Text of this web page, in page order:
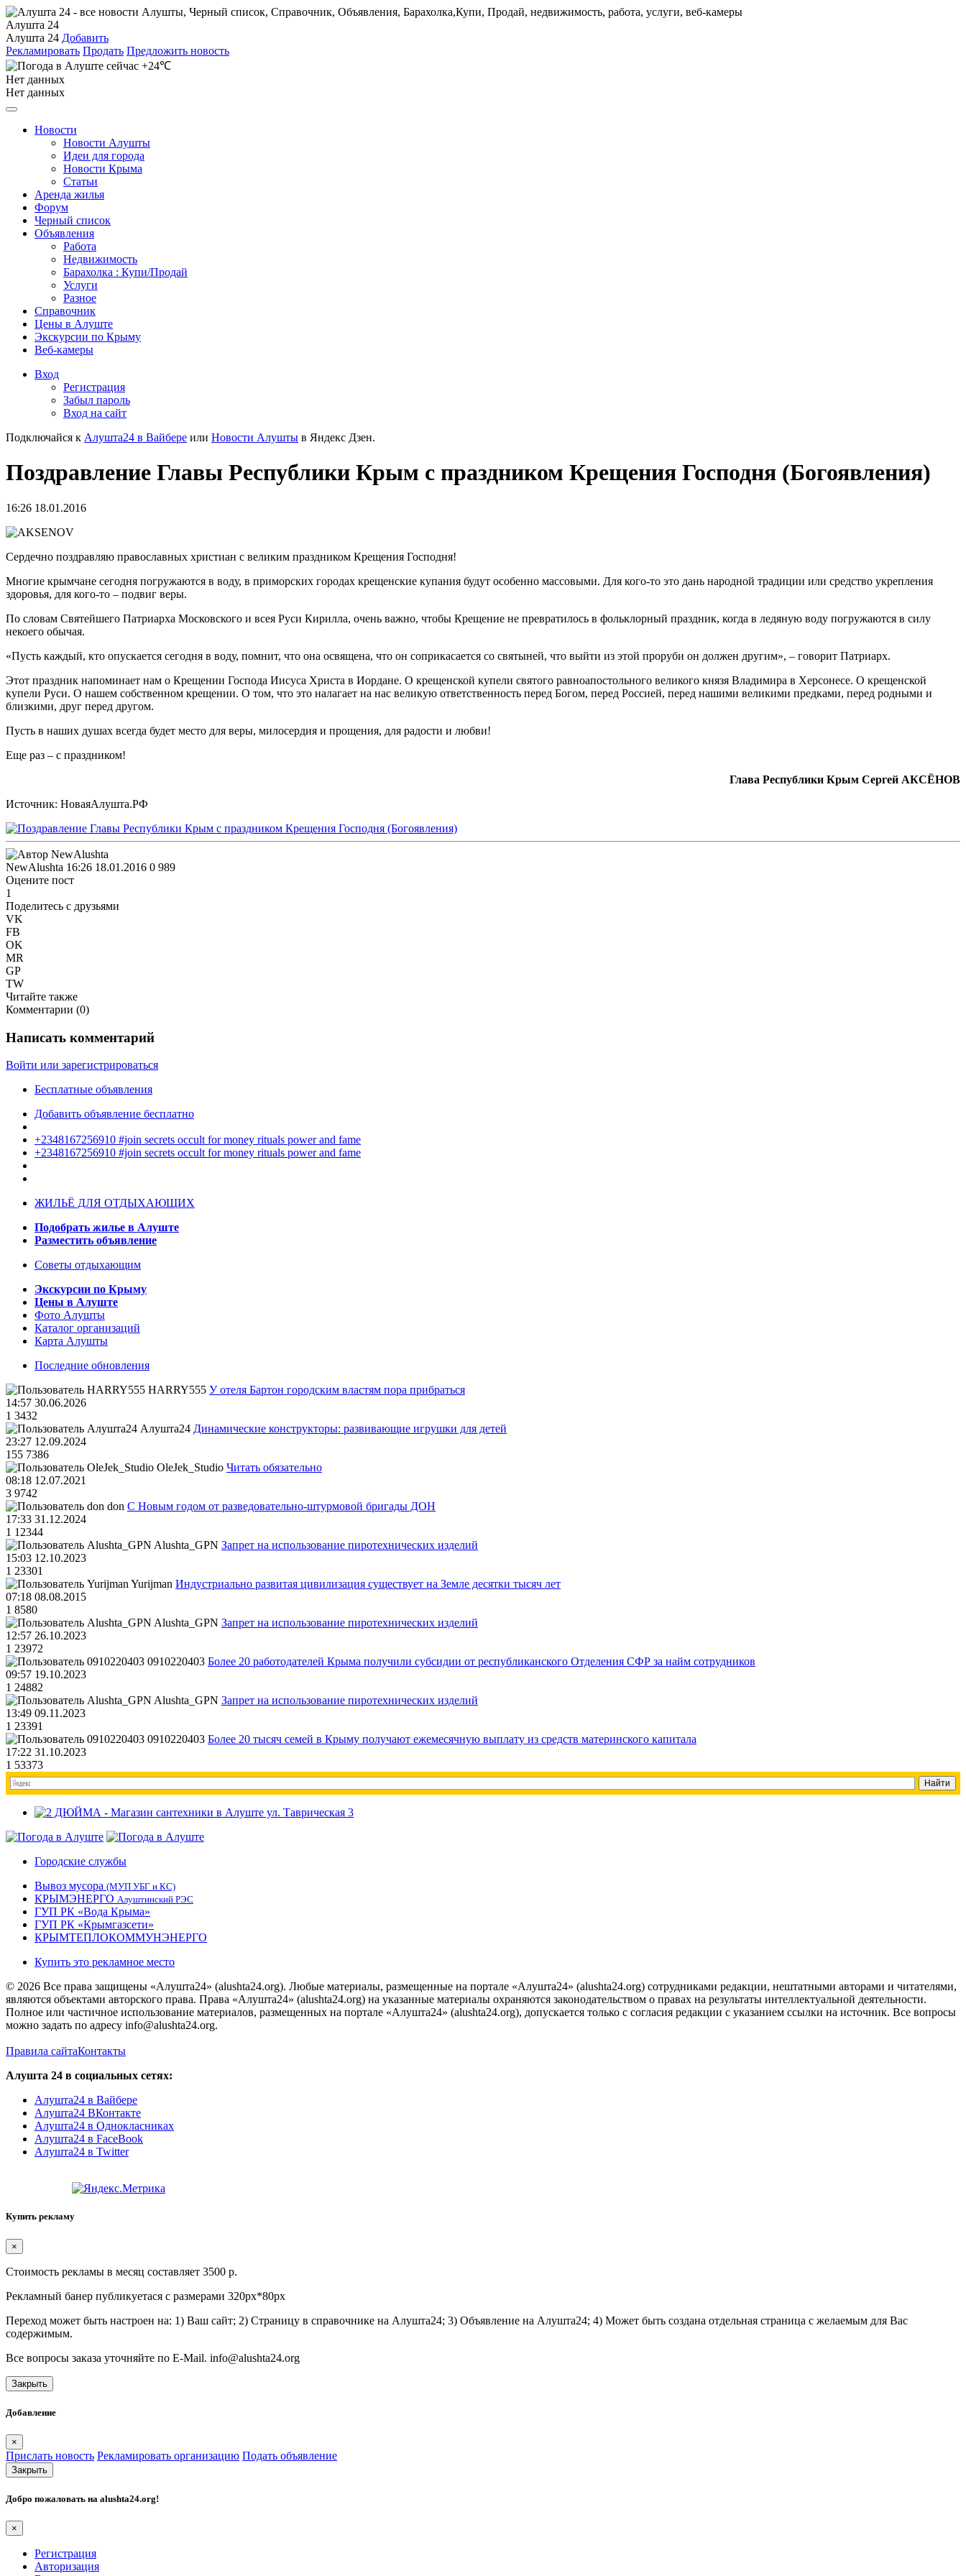
Алушта 24
Алушта 24 Добавить
Рекламировать Продать Предложить новость
+24℃
Нет данных
Нет данных
Новости
Новости Алушты
Идеи для города
Новости Крыма
Статьи
Аренда жилья
Форум
Черный список
Объявления
Работа
Недвижимость
Барахолка : Купи/Продай
Услуги
Разное
Справочник
Цены в Алуште
Экскурсии по Крыму
Веб-камеры
Вход
Регистрация
Забыл пароль
Вход на сайт
Подключайся к Алушта24 в Вайбере или Новости Алушты в Яндекс Дзен.
Поздравление Главы Республики Крым с праздником Крещения Господня (Богоявления)
16:26 18.01.2016
Сердечно поздравляю православных христиан с великим праздником Крещения Господня!
Многие крымчане сегодня погружаются в воду, в приморских городах крещенские купания будут особенно массовыми. Для кого-то это дань народной традиции или средство укрепления
здоровья, для кого-то – подвиг веры.
По словам Святейшего Патриарха Московского и всея Руси Кирилла, очень важно, чтобы Крещение не превратилось в фольклорный праздник, когда в ледяную воду погружаются в силу
некоего обычая.
«Пусть каждый, кто опускается сегодня в воду, помнит, что она освящена, что он соприкасается со святыней, что выйти из этой проруби он должен другим», – говорит Патриарх.
Этот праздник напоминает нам о Крещении Господа Иисуса Христа в Иордане. О крещенской купели святого равноапостольного великого князя Владимира в Херсонесе. О крещенской
купели Руси. О нашем собственном крещении. О том, что это налагает на нас великую ответственность перед Богом, перед Россией, перед нашими великими предками, перед родными и
близкими, друг перед другом.
Пусть в наших душах всегда будет место для веры, милосердия и прощения, для радости и любви!
Еще раз – с праздником!
Глава Республики Крым Сергей АКСЁНОВ
Источник: НоваяАлушта.РФ
NewAlushta 16:26 18.01.2016 0 989
Оцените пост
1
Поделитесь с друзьями
VK
FB
OK
MR
GP
TW
Читайте также
Комментарии (0)
Написать комментарий
Войти или зарегистрироваться
Бесплатные объявления
Добавить объявление бесплатно
+2348167256910 #join secrets occult for money rituals power and fame
+2348167256910 #join secrets occult for money rituals power and fame
ЖИЛЬЁ ДЛЯ ОТДЫХАЮЩИХ
Подобрать жилье в Алуште
Разместить объявление
Советы отдыхающим
Экскурсии по Крыму
Цены в Алуште
Фото Алушты
Каталог организаций
Карта Алушты
Последние обновления
HARRY555 У отеля Бартон городским властям пора прибраться
14:57 30.06.2026
1 3432
Алушта24 Динамические конструкторы: развивающие игрушки для детей
23:27 12.09.2024
155 7386
OleJek_Studio Читать обязательно
08:18 12.07.2021
3 9742
don С Новым годом от разведовательно-штурмовой бригады ДОН
17:33 31.12.2024
1 12344
Alushta_GPN Запрет на использование пиротехнических изделий
15:03 12.10.2023
1 23301
Yurijman Индустриально развитая цивилизация существует на Земле десятки тысяч лет
07:18 08.08.2015
1 8580
Alushta_GPN Запрет на использование пиротехнических изделий
12:57 26.10.2023
1 23972
0910220403 Более 20 работодателей Крыма получили субсидии от республиканского Отделения СФР за найм сотрудников
09:57 19.10.2023
1 24882
Alushta_GPN Запрет на использование пиротехнических изделий
13:49 09.11.2023
1 23391
0910220403 Более 20 тысяч семей в Крыму получают ежемесячную выплату из средств материнского капитала
17:22 31.10.2023
1 53373
Городские службы
Вывоз мусора (МУП УБГ и КС)
КРЫМЭНЕРГО Алуштинский РЭС
ГУП РК «Вода Крыма»
ГУП РК «Крымгазсети»
КРЫМТЕПЛОКОММУНЭНЕРГО
Купить это рекламное место
© 2026 Все права защищены «Алушта24» (alushta24.org). Любые материалы, размещенные на портале «Алушта24» (alushta24.org) сотрудниками редакции, нештатными авторами и читателями,
являются объектами авторского права. Права «Алушта24» (alushta24.org) на указанные материалы охраняются законодательством о правах на результаты интеллектуальной деятельности.
Полное или частичное использование материалов, размещенных на портале «Алушта24» (alushta24.org), допускается только с согласия редакции с указанием ссылки на источник. Все вопросы
можно задать по адресу info@alushta24.org.
Правила сайтаКонтакты
Алушта 24 в социальных сетях:
Алушта24 в Вайбере
Алушта24 ВКонтакте
Алушта24 в Однокласниках
Алушта24 в FaceBook
Алушта24 в Twitter
Купить рекламу
×
Стоимость рекламы в месяц составляет 3500 р.
Рекламный банер публикуетася с размерами 320px*80px
Переход может быть настроен на: 1) Ваш сайт; 2) Страницу в справочнике на Алушта24; 3) Объявление на Алушта24; 4) Может быть создана отдельная страница с желаемым для Вас
содержимым.
Все вопросы заказа уточняйте по E-Mail. info@alushta24.org
Закрыть
Добавление
×
Прислать новость Рекламировать организацию Подать объявление
Закрыть
Добро пожаловать на alushta24.org!
×
Регистрация
Авторизация